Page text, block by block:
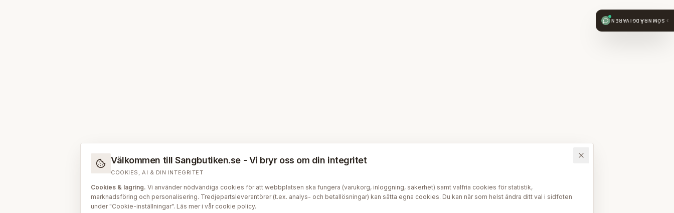
SÖMNRÅDGIVAREN
Välkommen till Sangbutiken.se - Vi bryr oss om din integritet
COOKIES, AI & DIN INTEGRITET
Cookies & lagring. Vi använder nödvändiga cookies för att webbplatsen ska fungera (varukorg, inloggning, säkerhet) samt valfria cookies för statistik,
marknadsföring och personalisering. Tredjepartsleverantörer (t.ex. analys- och betallösningar) kan sätta egna cookies. Du kan när som helst ändra ditt val i sidfoten
under "Cookie-inställningar". Läs mer i vår cookie policy.